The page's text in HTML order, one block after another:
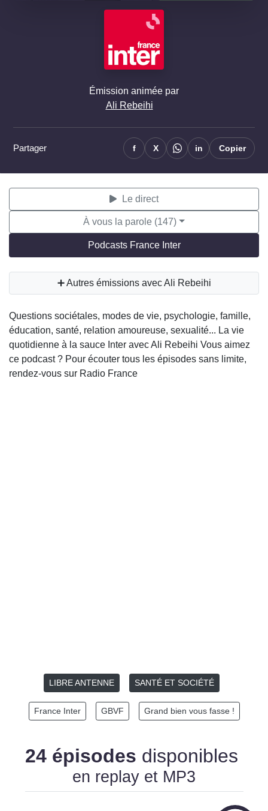
Émission animée par
Ali Rebeihi
Partager f X in Copier
Le direct
À vous la parole (147)
Podcasts France Inter
➕ Autres émissions avec Ali Rebeihi
Questions sociétales, modes de vie, psychologie, famille,
éducation, santé, relation amoureuse, sexualité... La vie
quotidienne à la sauce Inter avec Ali Rebeihi Vous aimez
ce podcast ? Pour écouter tous les épisodes sans limite,
rendez-vous sur Radio France
LIBRE ANTENNE SANTÉ ET SOCIÉTÉ
France Inter GBVF Grand bien vous fasse !
24 épisodes disponibles
en replay et MP3